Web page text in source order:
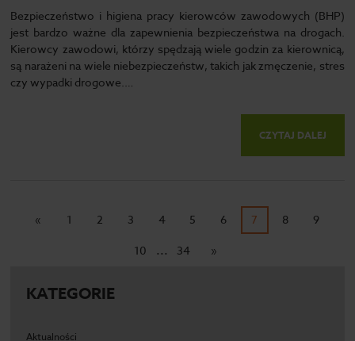
Bezpieczeństwo i higiena pracy kierowców zawodowych (BHP)
jest bardzo ważne dla zapewnienia bezpieczeństwa na drogach.
Kierowcy zawodowi, którzy spędzają wiele godzin za kierownicą,
są narażeni na wiele niebezpieczeństw, takich jak zmęczenie, stres
czy wypadki drogowe.…
CZYTAJ DALEJ
« 1 2 3 4 5 6 7 8 9
10 ... 34 »
KATEGORIE
Aktualności